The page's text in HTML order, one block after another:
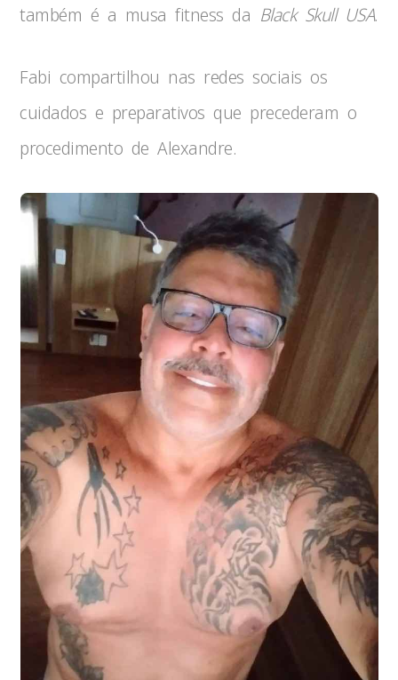
também é a musa fitness da Black Skull USA.
Fabi compartilhou nas redes sociais os
cuidados e preparativos que precederam o
procedimento de Alexandre.